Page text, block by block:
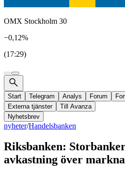
OMX Stockholm 30
−0,12%
(17:29)
Start Telegram Analys Forum
Externa tjänster
Till Avanza
Nyhetsbrev
nyheter/Handelsbanken
Riksbanken:
avkastning över